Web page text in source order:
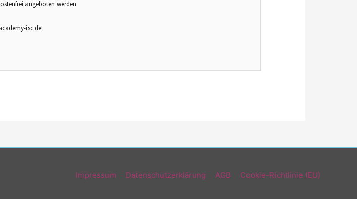
angeboten werden
isc.de!
Impressum Datenschutzerklärung AGB Cookie-Richtlinie (EU)